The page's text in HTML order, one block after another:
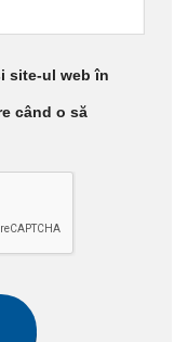
site-ul web în
când o să